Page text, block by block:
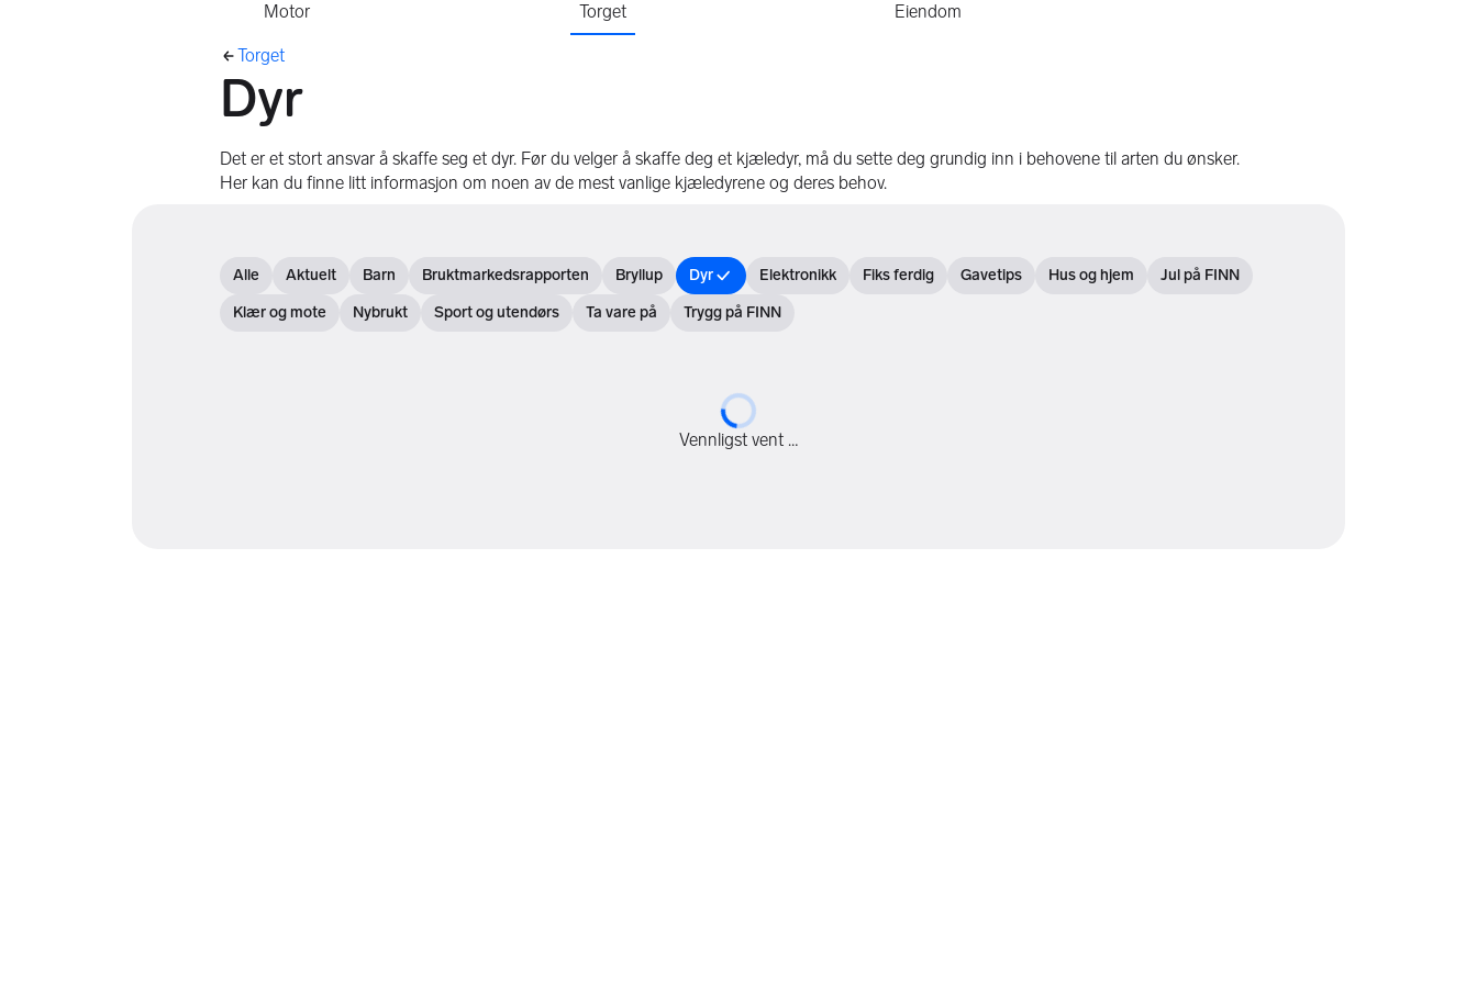
Motor Torget Eiendom
Her er du
Torget
Dyr
Det er et stort ansvar å skaffe seg et dyr. Før du velger å skaffe deg et kjæledyr, må du sette deg grundig inn i behovene til arten du ønsker.
Her kan du finne litt informasjon om noen av de mest vanlige kjæledyrene og deres behov.
Se artikler for:
Åpne filter
Alle Åpne filter
Aktuelt Åpne filter
Barn Åpne filter
Bruktmarkedsrapporten Åpne filter
Bryllup Åpne filter
Dyr Åpne filter
Elektronikk Åpne filter
Fiks ferdig Åpne filter
Gavetips Åpne filter
Hus og hjem Åpne filter
Jul på FINN
Åpne filter
Klær og mote Åpne filter
Nybrukt Åpne filter
Sport og utendørs Åpne filter
Ta vare på Åpne filter
Trygg på FINN
Vennligst vent …